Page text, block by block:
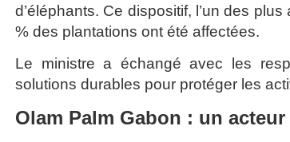
d’éléphants. Ce dispositif, l’un des
% des plantations ont été affectées.
Le ministre a échangé avec les
solutions durables pour protéger les
Olam Palm Gabon : un